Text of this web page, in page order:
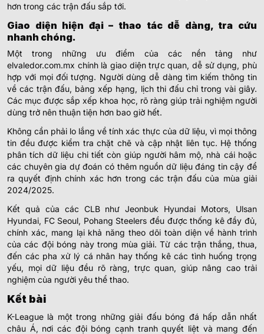
hơn trong các trận đấu sắp tới.
Giao diện hiện đại – thao tác dễ dàng, tra cứu
nhanh chóng.
Một trong những ưu điểm của các nền tảng như
elvaledor.com.mx chính là giao diện trực quan, dễ sử dụng, phù
hợp với mọi đối tượng. Người dùng dễ dàng tìm kiếm thông tin
về các trận đấu, bảng xếp hạng, lịch thi đấu chỉ trong vài giây.
Các mục được sắp xếp khoa học, rõ ràng giúp trải nghiệm người
dùng trở nên thuận tiện hơn bao giờ hết.
Không cần phải lo lắng về tính xác thực của dữ liệu, vì mọi thông
tin đều được kiểm tra chặt chẽ và cập nhật liên tục. Hệ thống
phân tích dữ liệu chi tiết còn giúp người hâm mộ, nhà cái hoặc
các chuyên gia dự đoán có thêm nguồn dữ liệu đáng tin cậy để
ra quyết định chính xác hơn trong các trận đấu của mùa giải
2024/2025.
Kết quả của các CLB như Jeonbuk Hyundai Motors, Ulsan
Hyundai, FC Seoul, Pohang Steelers đều được thống kê đầy đủ,
chính xác, mang lại khả năng theo dõi toàn diện về hành trình
của các đội bóng này trong mùa giải. Từ các trận thắng, thua,
đến các pha xử lý cá nhân hay thống kê các tình huống trọng
yếu, mọi dữ liệu đều rõ ràng, trực quan, giúp nâng cao trải
nghiệm của người yêu thể thao.
Kết bài
K-League là một trong những giải đấu bóng đá hấp dẫn nhất
châu Á, nơi các đội bóng cạnh tranh quyết liệt và mang đến